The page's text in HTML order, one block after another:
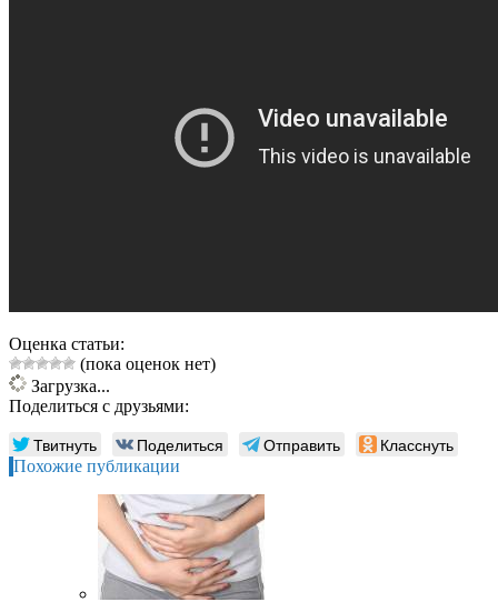
Оценка статьи:
(пока оценок нет)
Загрузка...
Поделиться с друзьями:
Твитнуть Поделиться Отправить Класснуть
Похожие публикации